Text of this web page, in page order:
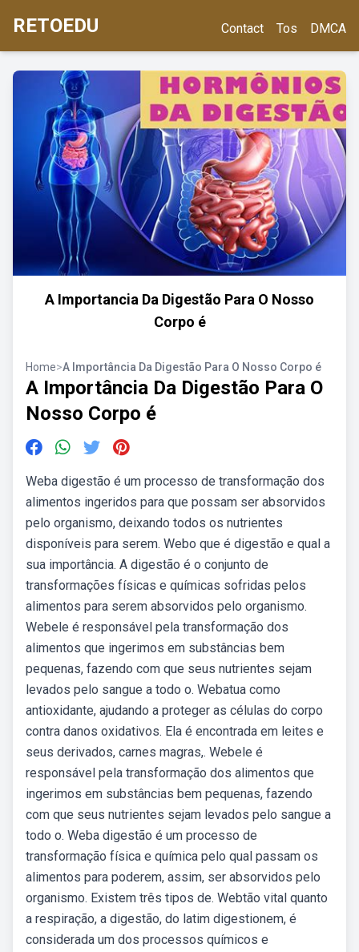
RETOEDU Contact Tos DMCA
A Importancia Da Digestão Para O Nosso
Corpo é
Home>A Importância Da Digestão Para O Nosso Corpo é
A Importância Da Digestão Para O
Nosso Corpo é
Weba digestão é um processo de transformação dos
alimentos ingeridos para que possam ser absorvidos
pelo organismo, deixando todos os nutrientes
disponíveis para serem. Webo que é digestão e qual a
sua importância. A digestão é o conjunto de
transformações físicas e químicas sofridas pelos
alimentos para serem absorvidos pelo organismo.
Webele é responsável pela transformação dos
alimentos que ingerimos em substâncias bem
pequenas, fazendo com que seus nutrientes sejam
levados pelo sangue a todo o. Webatua como
antioxidante, ajudando a proteger as células do corpo
contra danos oxidativos. Ela é encontrada em leites e
seus derivados, carnes magras,. Webele é
responsável pela transformação dos alimentos que
ingerimos em substâncias bem pequenas, fazendo
com que seus nutrientes sejam levados pelo sangue a
todo o. Weba digestão é um processo de
transformação física e química pelo qual passam os
alimentos para poderem, assim, ser absorvidos pelo
organismo. Existem três tipos de. Webtão vital quanto
a respiração, a digestão, do latim digestionem, é
considerada um dos processos químicos e